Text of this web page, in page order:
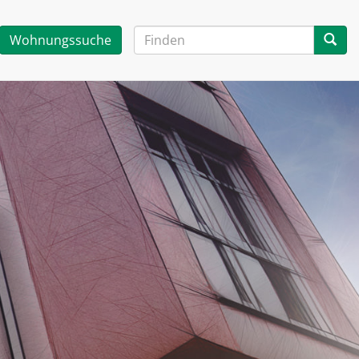
Wohnungssuche